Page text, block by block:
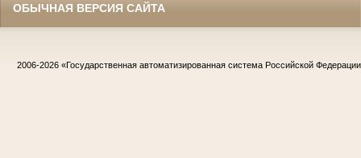
ОБЫЧНАЯ ВЕРСИЯ САЙТА
2006-2026 «Государственная автоматизированная система Российской